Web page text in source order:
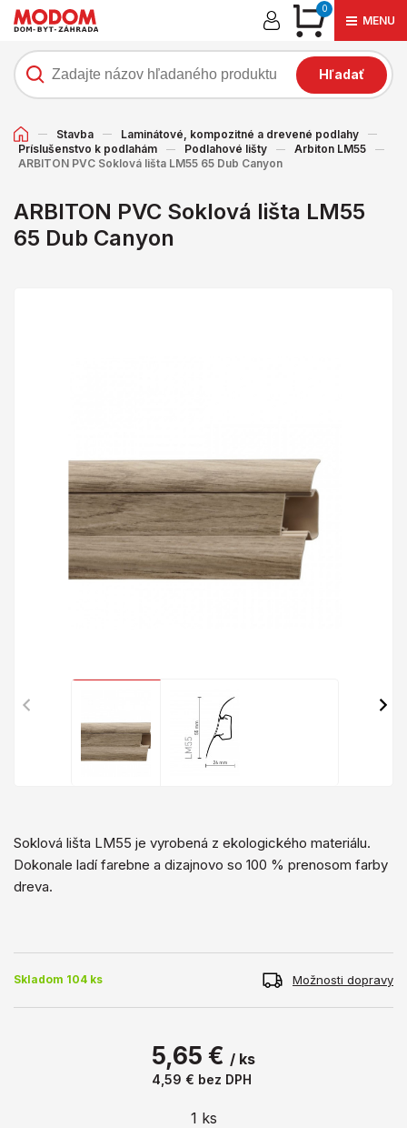
0
MENU
Hľadať
Stavba
Laminátové, kompozitné a drevené podlahy
Príslušenstvo k podlahám
Podlahové lišty
Arbiton LM55
ARBITON PVC Soklová lišta LM55 65 Dub Canyon
ARBITON PVC Soklová lišta LM55
65 Dub Canyon
Soklová lišta LM55 je vyrobená z ekologického materiálu.
Dokonale ladí farebne a dizajnovo so 100 % prenosom farby
dreva.
Skladom 104 ks Možnosti dopravy
5,65 € / ks
4,59 € bez DPH
1 ks